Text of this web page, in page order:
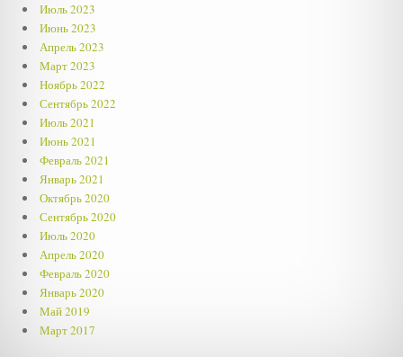
Июль 2023
Июнь 2023
Апрель 2023
Март 2023
Ноябрь 2022
Сентябрь 2022
Июль 2021
Июнь 2021
Февраль 2021
Январь 2021
Октябрь 2020
Сентябрь 2020
Июль 2020
Апрель 2020
Февраль 2020
Январь 2020
Май 2019
Март 2017